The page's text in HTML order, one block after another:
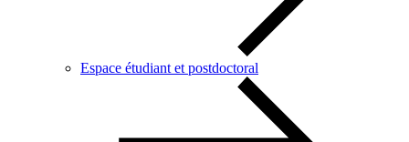
Espace étudiant et postdoctoral